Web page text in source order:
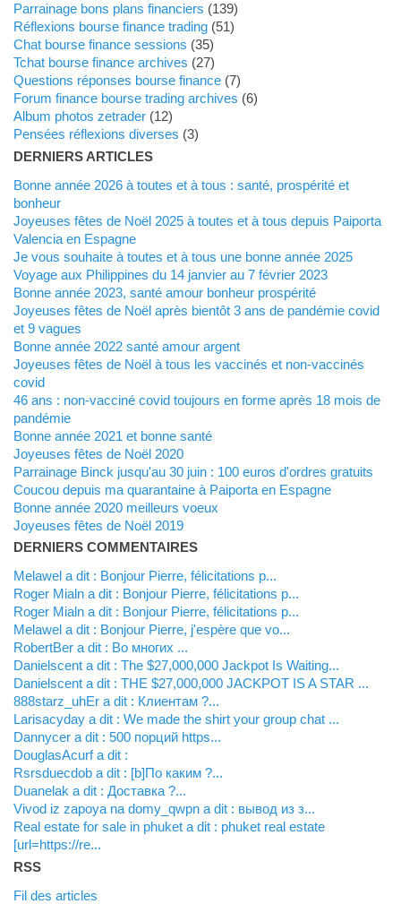
Parrainage bons plans financiers (139)
Réflexions bourse finance trading(51)
Chat bourse finance sessions (35)
Tchat bourse finance archives (27)
Questions réponses bourse finance(7)
Forum finance bourse trading archives (6)
Album photos zetrader(12)
Pensées réflexions diverses (3)
DERNIERS ARTICLES
Bonne année 2026 à toutes et à tous : santé, prospérité et
bonheur
Joyeuses fêtes de Noël 2025 à toutes et à tous depuis Paiporta
Valencia en Espagne
Je vous souhaite à toutes et à tous une bonne année 2025
Voyage aux Philippines du 14 janvier au 7 février 2023
Bonne année 2023, santé amour bonheur prospérité
Joyeuses fêtes de Noël après bientôt 3 ans de pandémie covid
et 9 vagues
Bonne année 2022 santé amour argent
Joyeuses fêtes de Noël à tous les vaccinés et non-vaccinés
covid
46 ans : non-vacciné covid toujours en forme après 18 mois de
pandémie
Bonne année 2021 et bonne santé
Joyeuses fêtes de Noël 2020
Parrainage Binck jusqu'au 30 juin : 100 euros d'ordres gratuits
Coucou depuis ma quarantaine à Paiporta en Espagne
Bonne année 2020 meilleurs voeux
Joyeuses fêtes de Noël 2019
DERNIERS COMMENTAIRES
Melawel a dit : Bonjour Pierre, félicitations p...
Roger Mialn a dit : Bonjour Pierre, félicitations p...
Roger Mialn a dit : Bonjour Pierre, félicitations p...
Melawel a dit : Bonjour Pierre, j'espère que vo...
RobertBer a dit : Во многих ...
Danielscent a dit : The $27,000,000 Jackpot Is Waiting...
Danielscent a dit : THE $27,000,000 JACKPOT IS A STAR ...
888starz_uhEr a dit : Клиентам ?...
Larisacyday a dit : We made the shirt your group chat ...
Dannycer a dit : 500 порций https...
DouglasAcurf a dit :
Rsrsduecdob a dit : [b]По каким ?...
Duanelak a dit : Доставка ?...
vivod iz zapoya na domy_qwpn a dit : вывод из з...
real estate for sale in phuket a dit : phuket real estate
[url=https://re...
RSS
Fil des articles